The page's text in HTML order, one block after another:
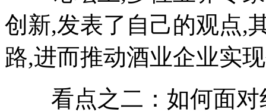
创新,发表了自己的观点,
路,进而推动酒业企业实
看点之二：如何面对